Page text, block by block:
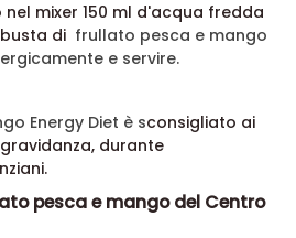
mixer 150 ml d'acqua fredda
di frullato pesca e mango
e servire.
Energy Diet è sconsigliato ai
durante
pesca e mango del Centro